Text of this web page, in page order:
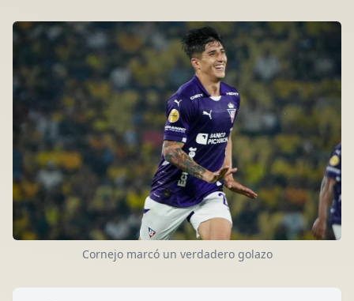
Cornejo marcó un verdadero golazo